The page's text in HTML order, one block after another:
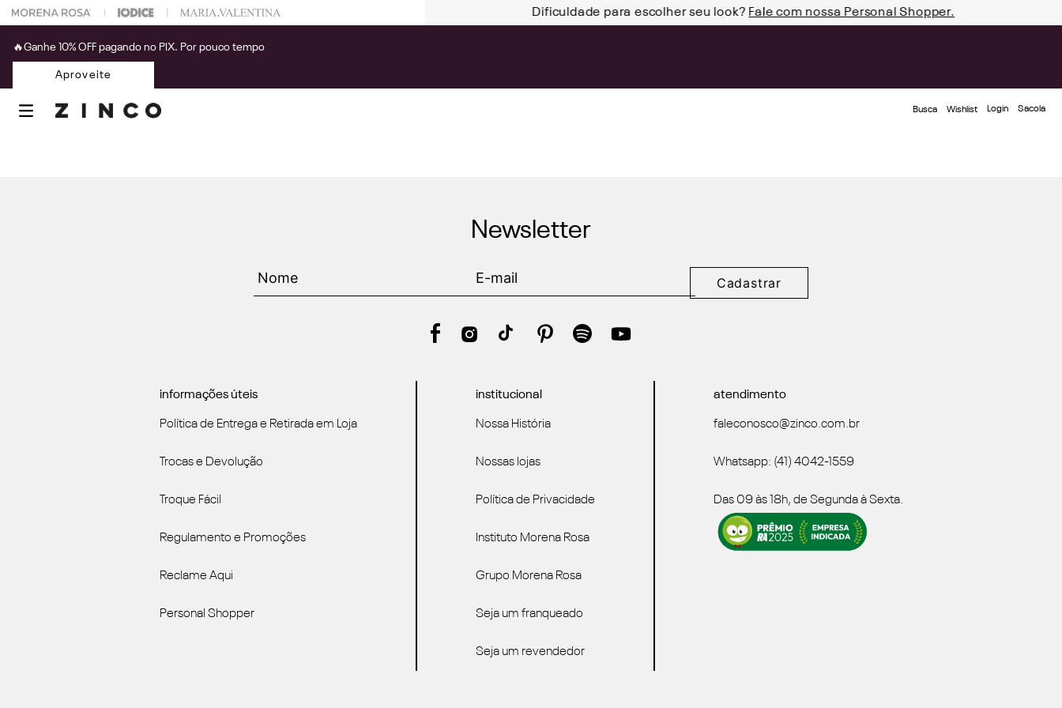
na sua 1° compra usando o cupom: PRIMEIRAZIN Dificuldade para escolher seu look? Fale com nossa Personal Shopper.
🔥Ganhe 10% OFF pagando no PIX. Por pouco tempo
Aproveite
Busca Wishlist Login
Newsletter
Cadastrar
informações úteis
Política de Entrega e Retirada em Loja
Trocas e Devolução
Troque Fácil
Regulamento e Promoções
Reclame Aqui
Personal Shopper
institucional
Nossa História
Nossas lojas
Política de Privacidade
Instituto Morena Rosa
Grupo Morena Rosa
Seja um franqueado
Seja um revendedor
atendimento
faleconosco@zinco.com.br
Whatsapp: (41) 4042-1559
Das 09 às 18h, de Segunda à Sexta.